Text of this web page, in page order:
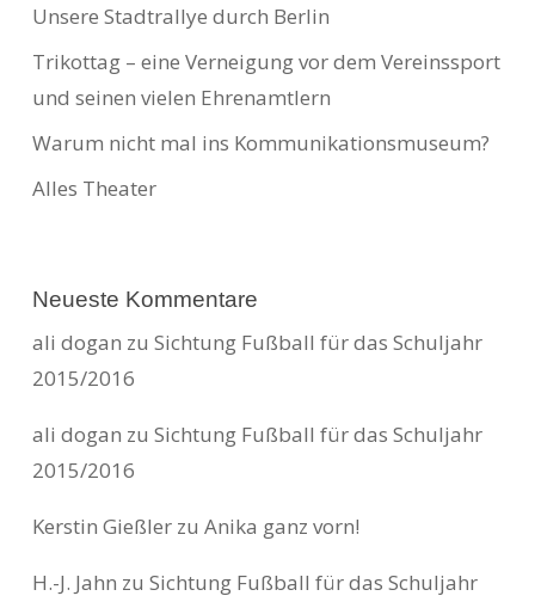
Unsere Stadtrallye durch Berlin
Trikottag – eine Verneigung vor dem Vereinssport
und seinen vielen Ehrenamtlern
Warum nicht mal ins Kommunikationsmuseum?
Alles Theater
Neueste Kommentare
ali dogan zu Sichtung Fußball für das Schuljahr
2015/2016
ali dogan zu Sichtung Fußball für das Schuljahr
2015/2016
Kerstin Gießlerzu Anika ganz vorn!
H.-J. Jahn zu Sichtung Fußball für das Schuljahr